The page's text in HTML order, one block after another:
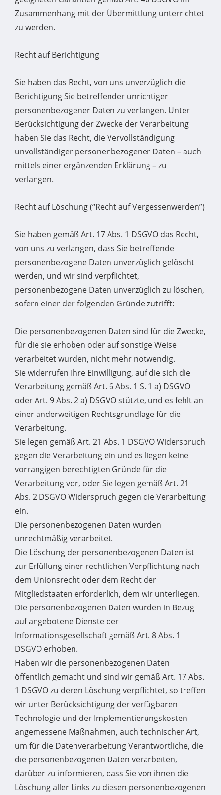
Zusammenhang mit der Übermittlung unterrichtet
zu werden.
Recht auf Berichtigung
Sie haben das Recht, von uns unverzüglich die
Berichtigung Sie betreffender unrichtiger
personenbezogener Daten zu verlangen. Unter
Berücksichtigung der Zwecke der Verarbeitung
haben Sie das Recht, die Vervollständigung
unvollständiger personenbezogener Daten – auch
mittels einer ergänzenden Erklärung – zu
verlangen.
Recht auf Löschung (“Recht auf Vergessenwerden”)
Sie haben gemäß Art. 17 Abs. 1 DSGVO das Recht,
von uns zu verlangen, dass Sie betreffende
personenbezogene Daten unverzüglich gelöscht
werden, und wir sind verpflichtet,
personenbezogene Daten unverzüglich zu löschen,
sofern einer der folgenden Gründe zutrifft:
Die personenbezogenen Daten sind für die Zwecke,
für die sie erhoben oder auf sonstige Weise
verarbeitet wurden, nicht mehr notwendig.
Sie widerrufen Ihre Einwilligung, auf die sich die
Verarbeitung gemäß Art. 6 Abs. 1 S. 1 a) DSGVO
oder Art. 9 Abs. 2 a) DSGVO stützte, und es fehlt an
einer anderweitigen Rechtsgrundlage für die
Verarbeitung.
Sie legen gemäß Art. 21 Abs. 1 DSGVO Widerspruch
gegen die Verarbeitung ein und es liegen keine
vorrangigen berechtigten Gründe für die
Verarbeitung vor, oder Sie legen gemäß Art. 21
Abs. 2 DSGVO Widerspruch gegen die Verarbeitung
ein.
Die personenbezogenen Daten wurden
unrechtmäßig verarbeitet.
Die Löschung der personenbezogenen Daten ist
zur Erfüllung einer rechtlichen Verpflichtung nach
dem Unionsrecht oder dem Recht der
Mitgliedstaaten erforderlich, dem wir unterliegen.
Die personenbezogenen Daten wurden in Bezug
auf angebotene Dienste der
Informationsgesellschaft gemäß Art. 8 Abs. 1
DSGVO erhoben.
Haben wir die personenbezogenen Daten
öffentlich gemacht und sind wir gemäß Art. 17 Abs.
1 DSGVO zu deren Löschung verpflichtet, so treffen
wir unter Berücksichtigung der verfügbaren
Technologie und der Implementierungskosten
angemessene Maßnahmen, auch technischer Art,
um für die Datenverarbeitung Verantwortliche, die
die personenbezogenen Daten verarbeiten,
darüber zu informieren, dass Sie von ihnen die
Löschung aller Links zu diesen personenbezogenen